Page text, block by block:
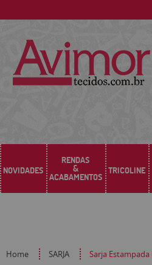
NOVIDADES
RENDAS
&
ACABAMENTOS
TRICOLINE
Home SARJA Sarja